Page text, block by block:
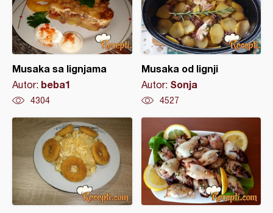
Musaka sa lignjama
Autor: beba1
4304
Musaka od lignji
Autor: Sonja
4527